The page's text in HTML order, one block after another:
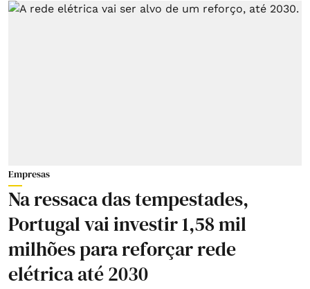
Empresas
Na ressaca das tempestades,
Portugal vai investir 1,58 mil
milhões para reforçar rede
elétrica até 2030